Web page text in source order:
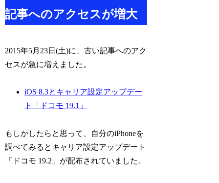
記事へのアクセスが増大
2015年5月23日(土)に、古い記事へのアク
セスが急に増えました。
iOS 8.3とキャリア設定アップデー
ト「ドコモ 19.1」
もしかしたらと思って、自分のiPhoneを
調べてみるとキャリア設定アップデート
「ドコモ 19.2」が配布されていました。